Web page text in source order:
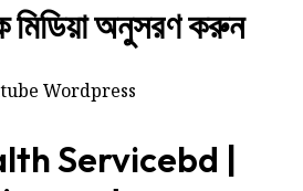
মিডিয়া অনুসরণ করুন
Wordpress
Servicebd |